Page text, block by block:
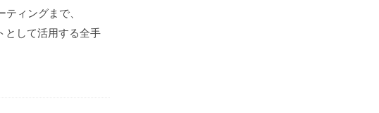
ィングまで、
として活用する全手